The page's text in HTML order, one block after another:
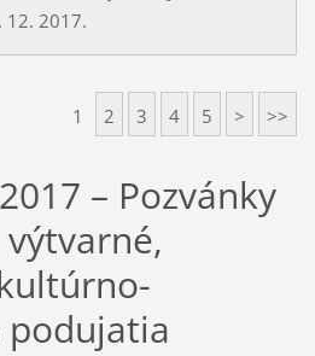
12. 2017.
1 2 3 4 5 > >>
– Pozvánky
podujatia